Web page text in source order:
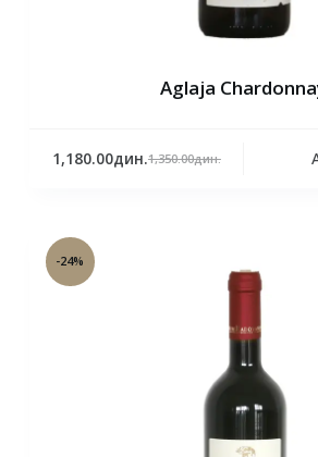
Aglaja
1,350.00дин.
1,180.00дин.
-24%